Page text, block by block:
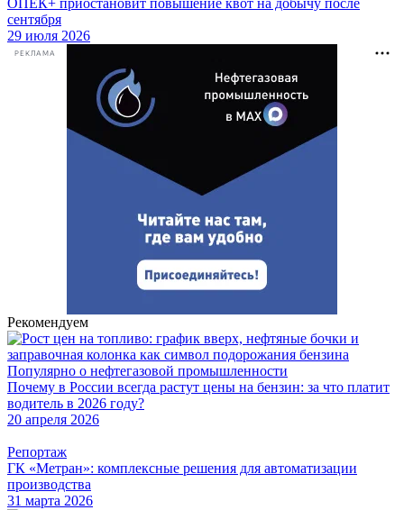
ОПЕК+ приостановит повышение квот на добычу после
сентября
29 июля 2026
РЕКЛАМА
Рекомендуем
Популярно о нефтегазовой промышленности
Почему в России всегда растут цены на бензин: за что платит
водитель в 2026 году?
20 апреля 2026
Репортаж
ГК «Метран»: комплексные решения для автоматизации
производства
31 марта 2026